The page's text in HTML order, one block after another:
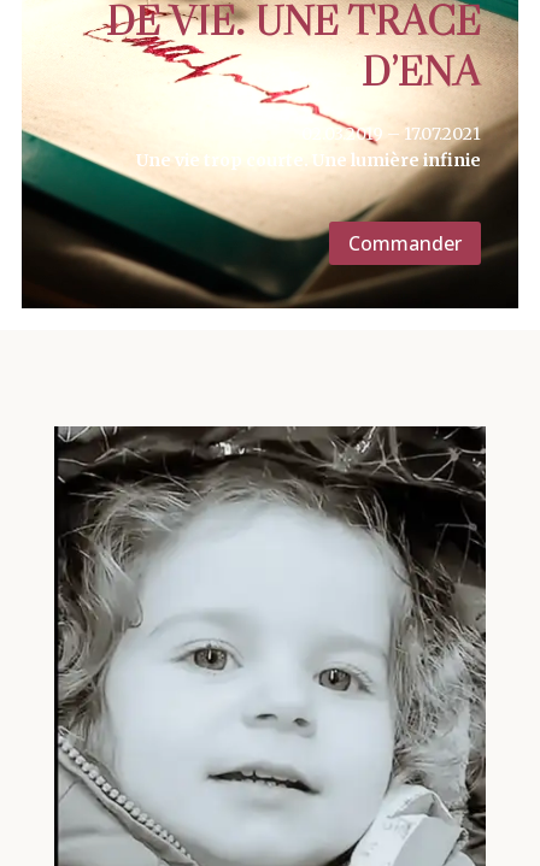
DE VIE. UNE TRACE
D’ENA
02.03.2019 – 17.07.2021
Une vie trop courte. Une lumière infinie
Commander